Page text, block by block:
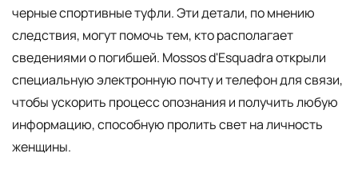
черные спортивные туфли. Эти детали, по мнению
следствия, могут помочь тем, кто располагает
сведениями о погибшей. Mossos d'Esquadra открыли
специальную электронную почту и телефон для связи,
чтобы ускорить процесс опознания и получить любую
информацию, способную пролить свет на личность
женщины.